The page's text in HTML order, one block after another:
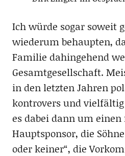
Ich würde sogar soweit
wiederum behaupten,
Familie dahingehend
Gesamtgesellschaft.
in den letzten Jahren
kontrovers und
es dabei dann um
Hauptsponsor, die
oder keiner“, die